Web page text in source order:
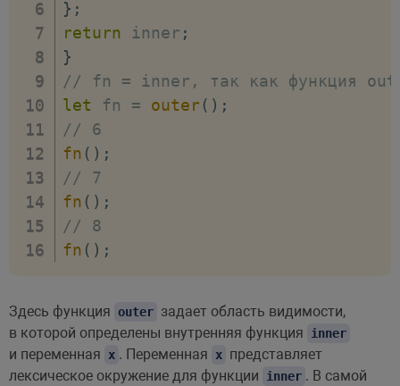
} ;
return inner ;
}
// fn = inner, так как функция
let fn = outer ( ) ;
// 6
fn ( ) ;
// 7
fn ( ) ;
// 8
fn ( ) ;
Здесь функция outer задает область видимости,
в которой определены внутренняя функция
inner
и переменная x . Переменная x представляет
лексическое окружение для функции
inner . В самой